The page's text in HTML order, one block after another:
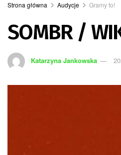
Strona główna Audycje Gramy to!
SOMBR /
Katarzyna Jankowska